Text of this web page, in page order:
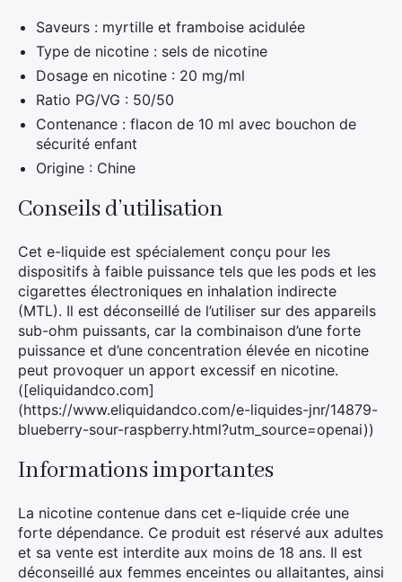
Saveurs : myrtille et framboise acidulée
Type de nicotine : sels de nicotine
Dosage en nicotine : 20 mg/ml
Ratio PG/VG : 50/50
Contenance : flacon de 10 ml avec bouchon de
sécurité enfant
Origine : Chine
Conseils d’utilisation
Cet e-liquide est spécialement conçu pour les
dispositifs à faible puissance tels que les pods et les
cigarettes électroniques en inhalation indirecte
(MTL). Il est déconseillé de l’utiliser sur des appareils
sub-ohm puissants, car la combinaison d’une forte
puissance et d’une concentration élevée en nicotine
peut provoquer un apport excessif en nicotine.
([eliquidandco.com]
(https://www.eliquidandco.com/e-liquides-jnr/14879-
blueberry-sour-raspberry.html?utm_source=openai))
Informations importantes
La nicotine contenue dans cet e-liquide crée une
forte dépendance. Ce produit est réservé aux adultes
et sa vente est interdite aux moins de 18 ans. Il est
déconseillé aux femmes enceintes ou allaitantes, ainsi